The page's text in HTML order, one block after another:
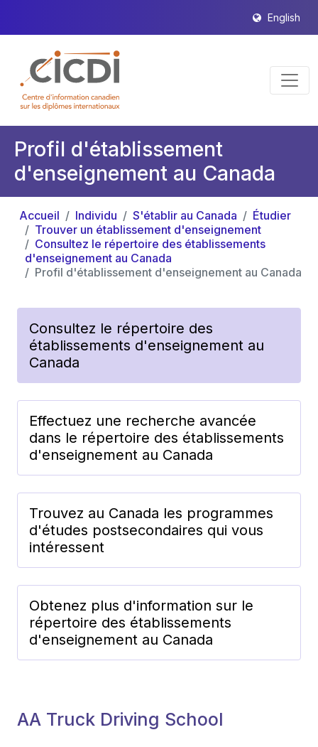
English
Profil d'établissement
d'enseignement au Canada
Accueil Individu S'établir au Canada
Étudier
Trouver un établissement d'enseignement
Consultez le répertoire des établissements
d'enseignement au Canada
Profil d'établissement d'enseignement au Canada
Consultez le répertoire des
établissements d'enseignement au
Canada
Effectuez une recherche avancée
dans le répertoire des établissements
d'enseignement au Canada
Trouvez au Canada les programmes
d'études postsecondaires qui vous
intéressent
Obtenez plus d'information sur le
répertoire des établissements
d'enseignement au Canada
AA Truck Driving School